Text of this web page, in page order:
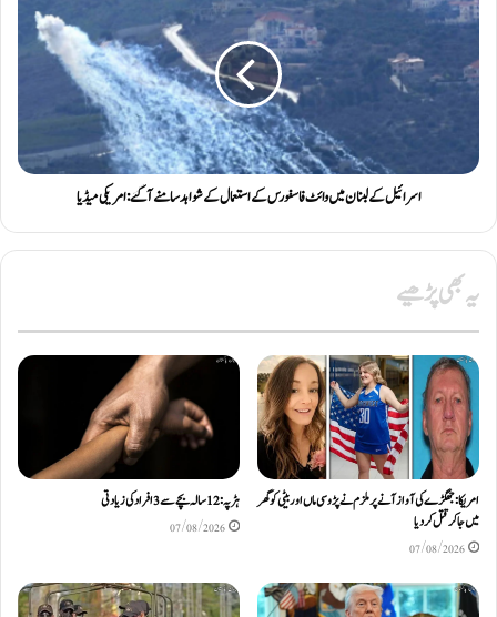
اسرائیل کے لبنان میں وائٹ فاسفورس کے استعمال کے شواہد سامنے آ گئے: امریکی میڈیا
یہ بھی پڑھیے
امریکا: جھگڑے کی آواز آنے پر ملزم نے پڑوسی ماں اور بیٹی کو گھر
میں جا کر قتل کر دیا
07/08/2026
ہڑپہ: 12 سالہ بچے سے 3 افراد کی زیادتی
07/08/2026